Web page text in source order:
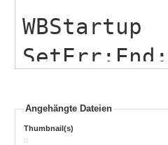
WBStartup
DEFTYPE.l
Angehängte Dateien
Thumbnail(s)